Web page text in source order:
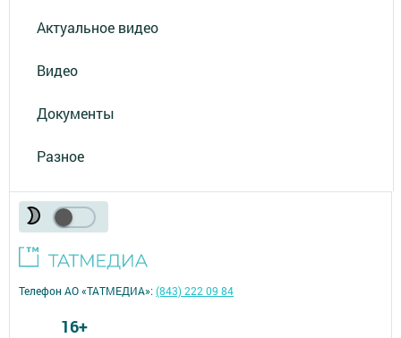
Актуальное видео
Видео
Документы
Разное
Телефон АО «ТАТМЕДИА»:(843) 222 09 84
16+